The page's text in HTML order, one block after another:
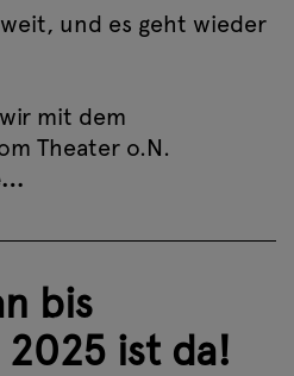
und es geht wieder
mit dem
Theater o.N.
bis
ist da!